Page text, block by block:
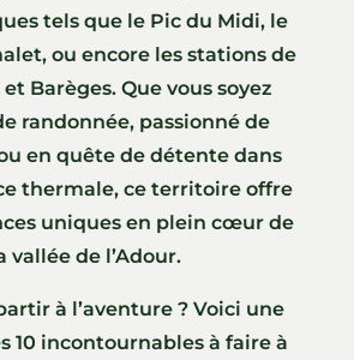
tels que le Pic du Midi, le
ou encore les stations de
Barèges. Que vous soyez
randonnée, passionné de
en quête de détente dans
thermale, ce territoire offre
uniques en plein cœur de
vallée de l’Adour.
à l’aventure ? Voici une
10 incontournables à faire à